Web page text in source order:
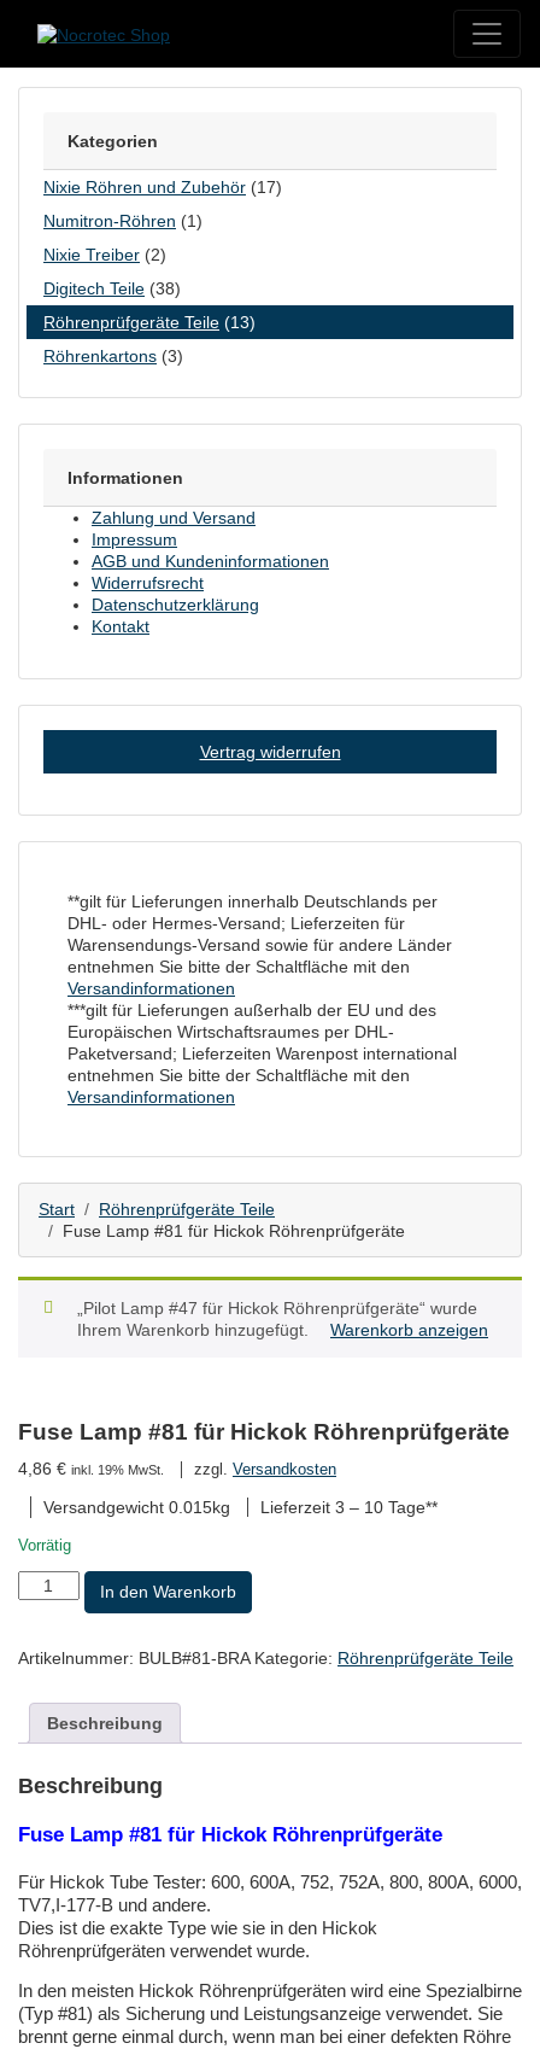
Start
Röhrenprüfgeräte Teile
Fuse Lamp #81 für Hickok Röhrenprüfgeräte
„Pilot Lamp #47 für Hickok Röhrenprüfgeräte“ wurde
Ihrem Warenkorb hinzugefügt.
Warenkorb anzeigen
Fuse Lamp #81 für Hickok Röhrenprüfgeräte
4,86 € inkl. 19% MwSt. zzgl. Versandkosten
Versandgewicht 0.015kg Lieferzeit 3 – 10 Tage**
Vorrätig
Fuse
Lamp
Hickok
Menge
In den Warenkorb
Artikelnummer: BULB#81-BRA Kategorie: Röhrenprüfgeräte Teile
Beschreibung
Beschreibung
Fuse Lamp #81 für Hickok Röhrenprüfgeräte
Für Hickok Tube Tester: 600, 600A, 752, 752A, 800, 800A, 6000,
TV7,I-177-B und andere.
Dies ist die exakte Type wie sie in den Hickok
Röhrenprüfgeräten verwendet wurde.
In den meisten Hickok Röhrenprüfgeräten wird eine Spezialbirne
(Typ #81) als Sicherung und Leistungsanzeige verwendet. Sie
brennt gerne einmal durch, wenn man bei einer defekten Röhre
Kategorien
Nixie Röhren und Zubehör (17)
Numitron-Röhren (1)
Nixie Treiber (2)
Digitech Teile (38)
Röhrenprüfgeräte Teile (13)
Röhrenkartons (3)
Informationen
Zahlung und Versand
Impressum
AGB und Kundeninformationen
Widerrufsrecht
Datenschutzerklärung
Kontakt
Vertrag widerrufen
**gilt für Lieferungen innerhalb Deutschlands per
DHL- oder Hermes-Versand; Lieferzeiten für
Warensendungs-Versand sowie für andere Länder
entnehmen Sie bitte der Schaltfläche mit den
Versandinformationen
***gilt für Lieferungen außerhalb der EU und des
Europäischen Wirtschaftsraumes per DHL-
Paketversand; Lieferzeiten Warenpost international
entnehmen Sie bitte der Schaltfläche mit den
Versandinformationen